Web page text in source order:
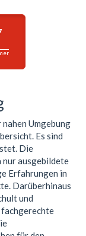
nahen Umgebung
Es sind
Die
nur ausgebildete
Erfahrungen in
Darüberhinaus
und